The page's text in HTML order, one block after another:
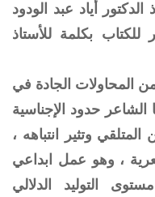
أياد عبد الودود
للكتاب بكلمة للأستاذ
المحاولات الجادة في
حدود الإجناسية
وتثير انتباهه ،
، وهو عمل ابداعي
التوليد الدلالي